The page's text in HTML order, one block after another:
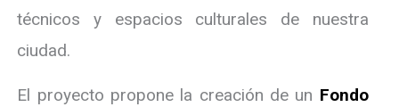
técnicos y espacios culturales de nuestra
ciudad.
El proyecto propone la creación de un Fondo